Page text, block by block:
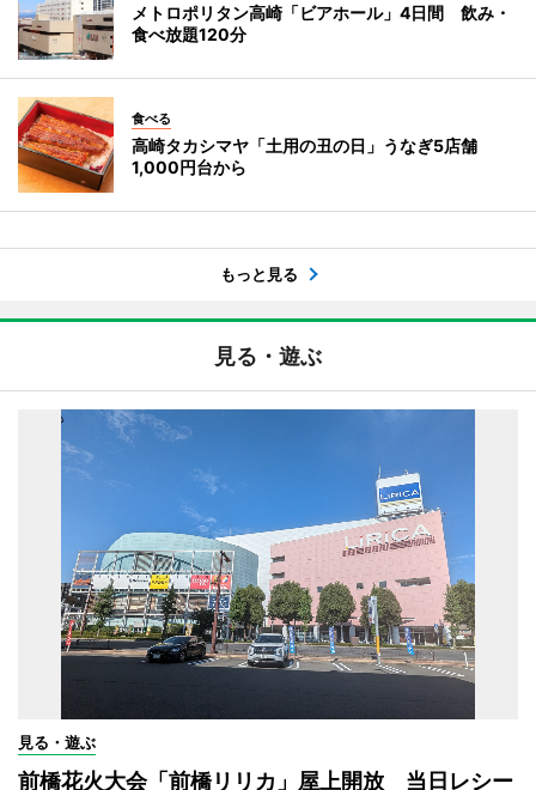
メトロポリタン高崎「ビアホール」4日間 飲み・
食べ放題120分
食べる
高崎タカシマヤ「土用の丑の日」うなぎ5店舗
1,000円台から
もっと見る
見る・遊ぶ
見る・遊ぶ
前橋花火大会「前橋リリカ」屋上開放 当日レシー